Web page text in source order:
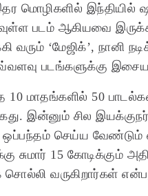
மொழிகளில் இந்தியில்
படம் ஆகியவை
வரும் ‘மேஜிக்’, நானி
படங்களுக்கு
10 மாதங்களில் 50
இன்னும் சில
ஒப்பந்தம் செய்ய
சுமார் 15 கோடிக்கும்
வருகிறார்கள்